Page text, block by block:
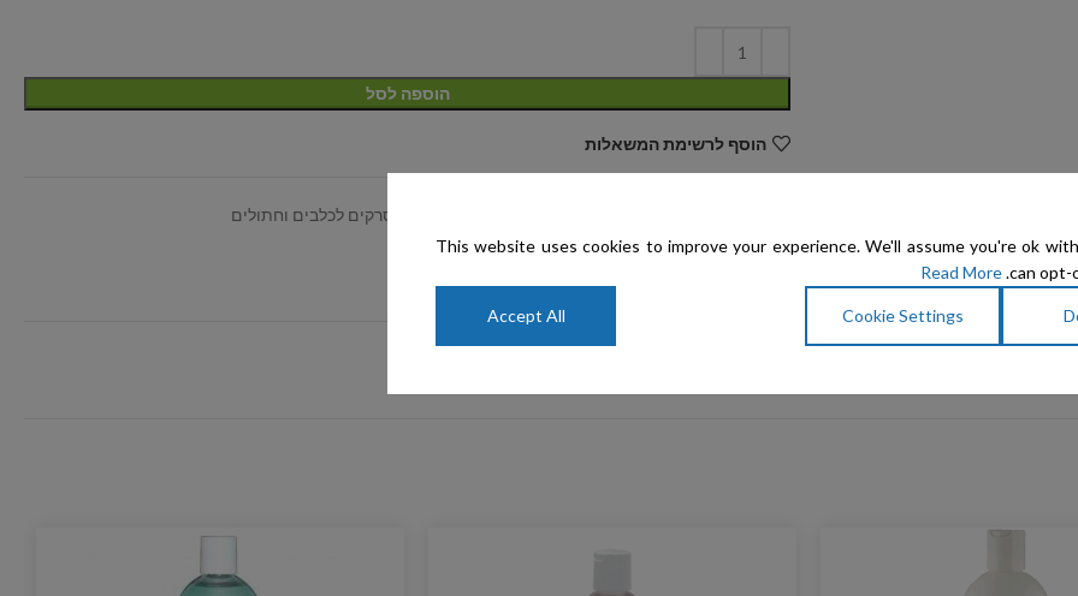
הוספה לסל
הוסף לרשימת המשאלות
מסרקים לכלבים וחתולים
שיתוף:
This website uses cookies to improve your experience. We'll assume you're ok
can opt-
Read More
Cookie Settings
Accept All